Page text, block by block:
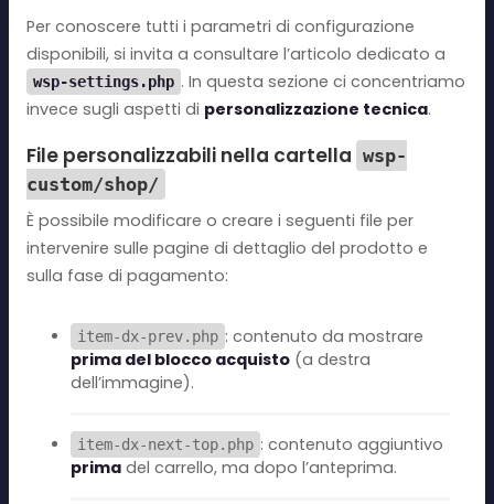
Per conoscere tutti i parametri di configurazione
disponibili, si invita a consultare l’articolo dedicato a
wsp-settings.php . In questa sezione ci concentriamo
invece sugli aspetti di personalizzazione tecnica.
File personalizzabili nella cartella wsp-
custom/shop/
È possibile modificare o creare i seguenti file per
intervenire sulle pagine di dettaglio del prodotto e
sulla fase di pagamento:
item-dx-prev.php : contenuto da mostrare
prima del blocco acquisto (a destra
dell’immagine).
item-dx-next-top.php : contenuto aggiuntivo
prima del carrello, ma dopo l’anteprima.